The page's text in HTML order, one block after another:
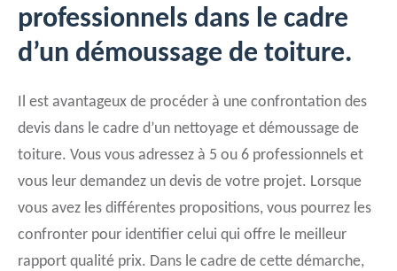
professionnels dans le cadre
d’un démoussage de toiture.
Il est avantageux de procéder à une confrontation des
devis dans le cadre d’un nettoyage et démoussage de
toiture. Vous vous adressez à 5 ou 6 professionnels et
vous leur demandez un devis de votre projet. Lorsque
vous avez les différentes propositions, vous pourrez les
confronter pour identifier celui qui offre le meilleur
rapport qualité prix. Dans le cadre de cette démarche,